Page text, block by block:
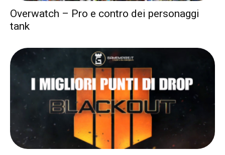
Overwatch – Pro e contro dei personaggi
tank